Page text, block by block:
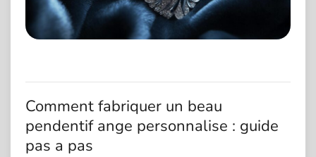
Comment fabriquer un beau
pendentif ange personnalise : guide
pas a pas